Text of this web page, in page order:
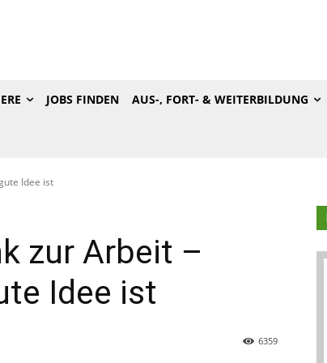
JOBS FINDEN AUS-, FORT- & WEITERBILDUNG
Idee ist
zur Arbeit –
Idee ist
6359